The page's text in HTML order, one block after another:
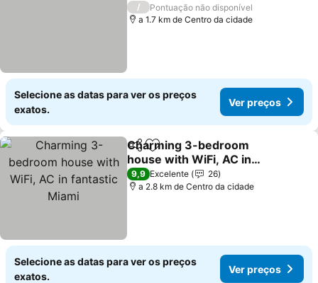
Ver preços
/
Pontuação não disponível
a 1.7 km de Centro da cidade
Selecione as datas para ver os preços
exatos.
Ver preços
PartilharAdicionar aos favoritos
Charming 3-bedroom
house with WiFi, AC in
fantastic Miami
Ver preços
9,9 Excelente
26
a 2.8 km de Centro da cidade
Selecione as datas para ver os preços
exatos.
Ver preços